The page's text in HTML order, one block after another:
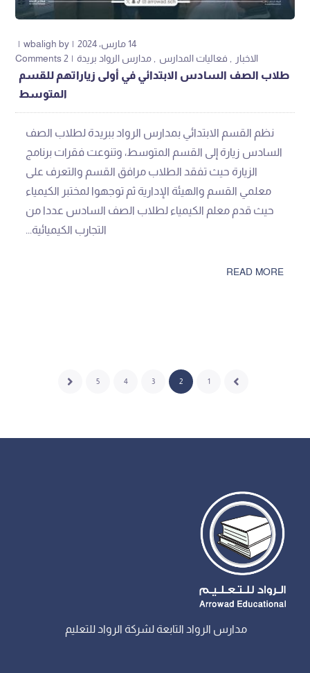
14 مارس، 2024 by
wbaligh
الاخبار
فعاليات المدارس مدارس الرواد بريدة 2 Comments
طلاب الصف السادس الابتدائي في أولى زياراتهم للقسم
المتوسط
نظم القسم الابتدائي بمدارس الرواد ببريدة لطلاب الصف
السادس زيارة إلى القسم المتوسط، وتنوعت فقرات برنامج
الزيارة حيث تفقد الطلاب مرافق القسم والتعرف على
معلمي القسم والهيئة الإدارية ثم توجهوا لمختبر الكيمياء
حيث قدم معلم الكيمياء لطلاب الصف السادس عددا من
التجارب الكيميائية...
READ MORE
1
2
3
4
5
مدارس الرواد التابعة لشركة الرواد للتعليم